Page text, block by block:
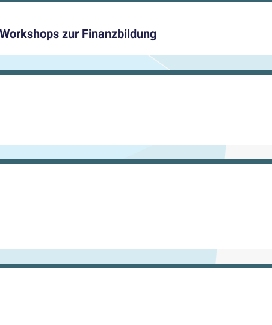
zur Finanzbildung